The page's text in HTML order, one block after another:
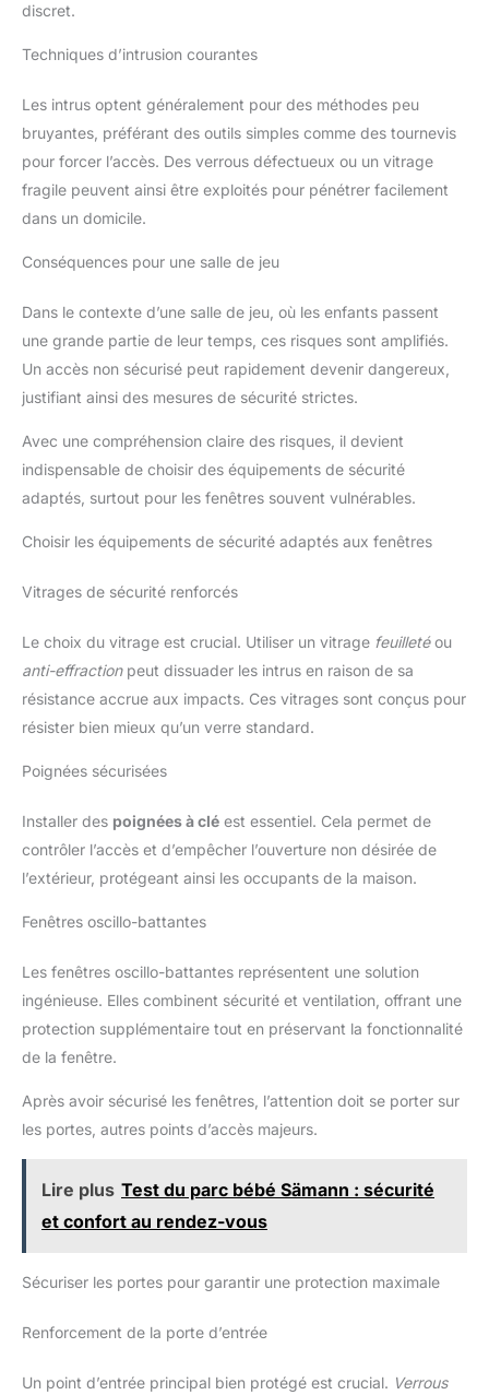
discret.
Techniques d’intrusion courantes
Les intrus optent généralement pour des méthodes peu
bruyantes, préférant des outils simples comme des tournevis
pour forcer l’accès. Des verrous défectueux ou un vitrage
fragile peuvent ainsi être exploités pour pénétrer facilement
dans un domicile.
Conséquences pour une salle de jeu
Dans le contexte d’une salle de jeu, où les enfants passent
une grande partie de leur temps, ces risques sont amplifiés.
Un accès non sécurisé peut rapidement devenir dangereux,
justifiant ainsi des mesures de sécurité strictes.
Avec une compréhension claire des risques, il devient
indispensable de choisir des équipements de sécurité
adaptés, surtout pour les fenêtres souvent vulnérables.
Choisir les équipements de sécurité adaptés aux fenêtres
Vitrages de sécurité renforcés
Le choix du vitrage est crucial. Utiliser un vitrage feuilletéou
anti-effractionpeut dissuader les intrus en raison de sa
résistance accrue aux impacts. Ces vitrages sont conçus pour
résister bien mieux qu’un verre standard.
Poignées sécurisées
Installer des poignées à clé est essentiel. Cela permet de
contrôler l’accès et d’empêcher l’ouverture non désirée de
l’extérieur, protégeant ainsi les occupants de la maison.
Fenêtres oscillo-battantes
Les fenêtres oscillo-battantes représentent une solution
ingénieuse. Elles combinent sécurité et ventilation, offrant une
protection supplémentaire tout en préservant la fonctionnalité
de la fenêtre.
Après avoir sécurisé les fenêtres, l’attention doit se porter sur
les portes, autres points d’accès majeurs.
Lire plus Test du parc bébé Sämann : sécurité
et confort au rendez-vous
Sécuriser les portes pour garantir une protection maximale
Renforcement de la porte d’entrée
Un point d’entrée principal bien protégé est crucial. Verrous